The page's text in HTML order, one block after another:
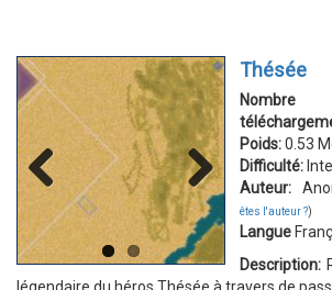
GUERRE
DES
DIEUX
)
Previous Next
Thésée
Poids:0.53
Difficulté:
Auteur:
êtes l'auteur ?)
Langue
Description:
légendaire du héros Thésée à travers de